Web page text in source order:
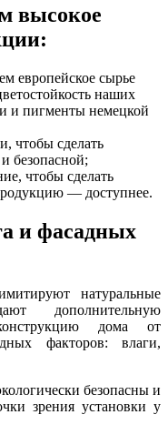
высокое
европейское сырье
наших
и пигменты немецкой
чтобы сделать
безопасной;
чтобы сделать
— доступнее.
и фасадных
натуральные
дополнительную
дома от
факторов: влаги,
безопасны и
зрения установки у